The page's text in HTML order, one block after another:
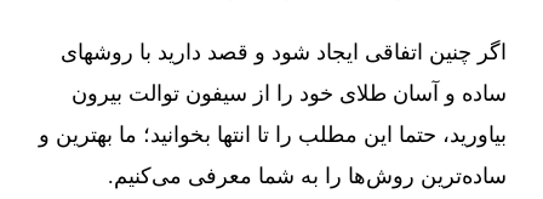
اگر چنین اتفاقی ایجاد شود و قصد دارید با روشهای
ساده و آسان طلای خود را از سیفون توالت بیرون
بیاورید، حتما این مطلب را تا انتها بخوانید؛ ما بهترین و
ساده‌ترین روش‌ها را به شما معرفی می‌کنیم.